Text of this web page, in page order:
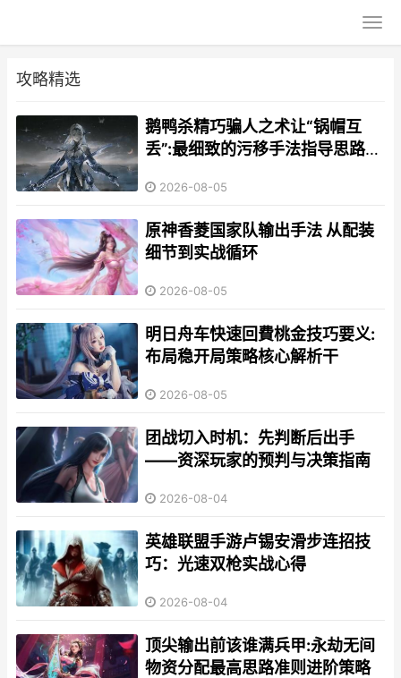
攻略精选
鹅鸭杀精巧骗人之术让“锅帽互
丢”:最细致的污移手法指导思路
局之进阶解说
2026-08-05
原神香菱国家队输出手法 从配装
细节到实战循环
2026-08-05
明日舟车快速回費桃金技巧要义:
布局稳开局策略核心解析干
2026-08-05
团战切入时机：先判断后出手
——资深玩家的预判与决策指南
2026-08-04
英雄联盟手游卢锡安滑步连招技
巧：光速双枪实战心得
2026-08-04
顶尖输出前该谁满兵甲:永劫无间
物资分配最高思路准则进阶策略